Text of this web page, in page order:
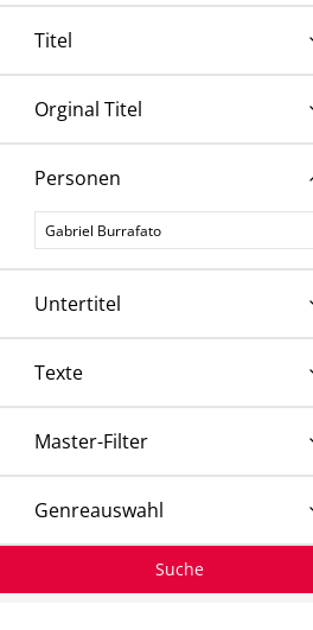
Titel
Orginal Titel
Personen
Personen
Untertitel
Texte
Master-Filter
Genreauswahl
Suche